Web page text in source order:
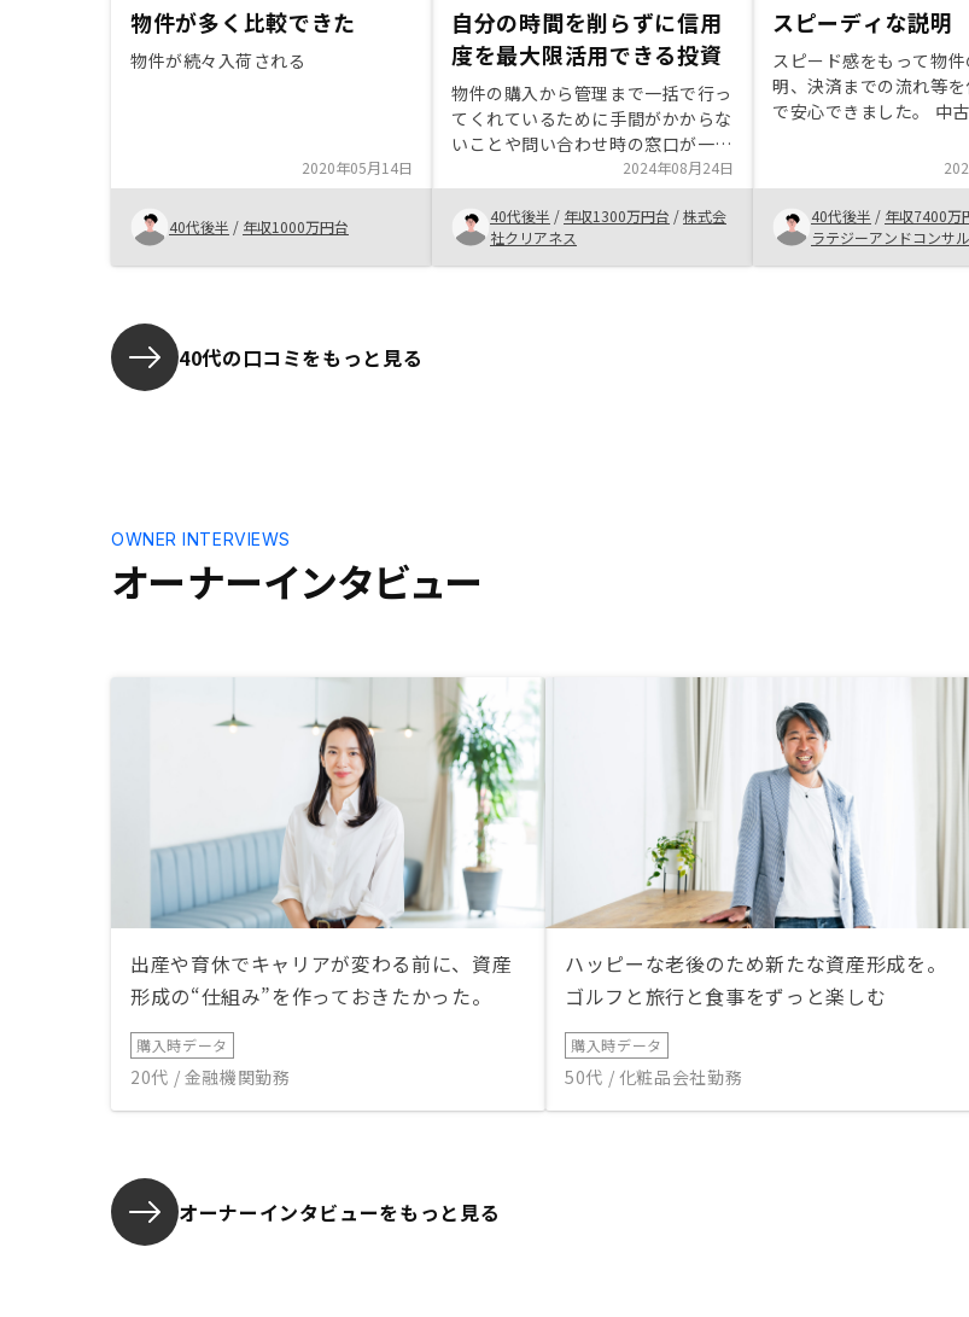
物件が多く比較できた
物件が続々入荷される
2020年05月14日
40代後半 / 年収1000万円台
自分の時間を削らずに信用
度を最大限活用できる投資
物件の購入から管理まで一括で行っ
てくれているために手間がかからな
いことや問い合わせ時の窓口が一本
化されている点が良かった。また、
手続きについてもwebなどで出来る
ことが多くてやり取りがスムーズに
進む点は不動産投資という煩わしさ
が多い事業を進める中ではとても楽
ることで、年間の予測所得などをシ
外側で実施することになると思う。
特に税金負担部分の説明や解説等に
ついては足りない部分も多く、改善
を希望したい。
2024年08月24日
40代後半 / 年収1300万円台 /株式会
社クリアネス
スピーディな説明
スピード感をもって物
明、決済までの流れ等を
で安心できました。 中
しっかりとプロコンを
得の上で購入出きれば
す。よろしくお願いし
40代後半 / 年収7400万
ラテジーアンドコンサ
40代の口コミをもっと見る
オーナーインタビュー
OWNER INTERVIEWS
出産や育休でキャリアが変わる前に、資産
形成の“仕組み”を作っておきたかった。
購入時データ
20代 / 金融機関勤務
ハッピーな老後のため新たな資産形成を。
ゴルフと旅行と食事をずっと楽しむ
購入時データ
50代 / 化粧品会社勤務
オーナーインタビューをもっと見る